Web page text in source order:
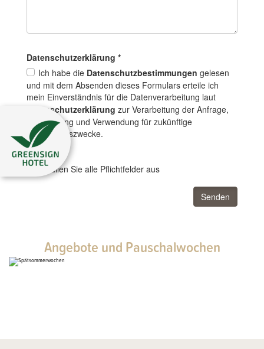
Datenschutz­erklärung *
Ich habe die Datenschutzbestimmungen gelesen
und mit dem Absenden dieses Formulars erteile ich
mein Einverständnis für die Datenverarbeitung laut
Datenschutzerklärung zur Verarbeitung der Anfrage,
Speicherung und Verwendung für zukünftige
Informationszwecke.
*Bitte füllen Sie alle Pflichtfelder aus
Senden
Angebote und Pauschalwochen